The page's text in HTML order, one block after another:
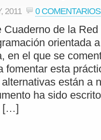
2011 0 COMENTARIOS
Cuaderno de la
orientada
en el que se
fomentar esta
están a
ha sido
[…]